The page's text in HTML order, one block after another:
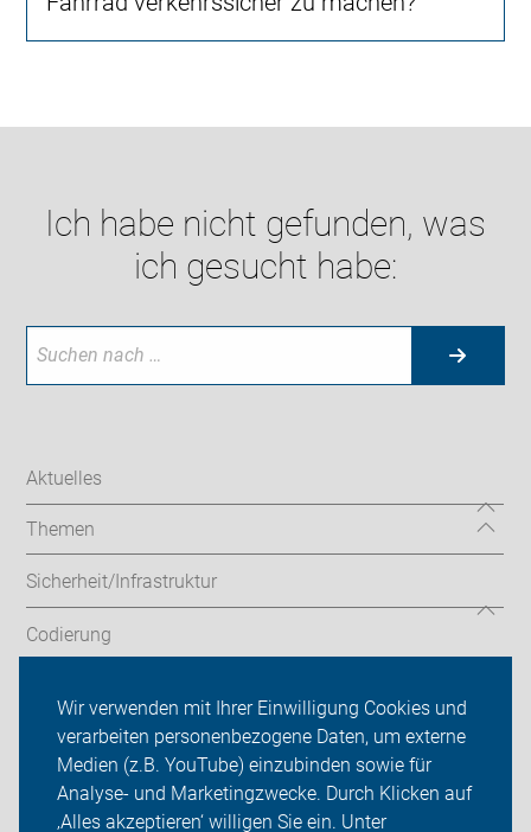
Wir verwenden mit Ihrer Einwilligung Cookies und
verarbeiten personenbezogene Daten, um externe
Medien (z.B. YouTube) einzubinden sowie für
Analyse- und Marketingzwecke. Durch Klicken auf
‚Alles akzeptieren‘ willigen Sie ein. Unter
Ich habe nicht gefunden, was
ich gesucht habe:
Aktuelles
Themen
Sicherheit/Infrastruktur
Codierung
ADFC Hilden
Sei dabei